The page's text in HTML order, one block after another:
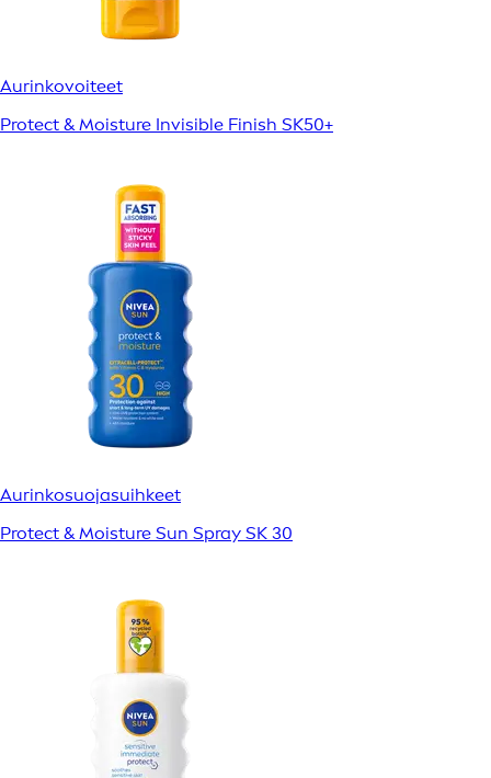
Aurinkovoiteet
Protect & Moisture Invisible Finish SK50+
Aurinkosuojasuihkeet
Protect & Moisture Sun Spray SK 30